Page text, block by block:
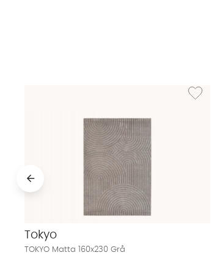
Lägg till
Tokyo
TOKYO Matta 160x230 Grå